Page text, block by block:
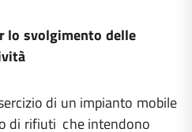
lo svolgimento delle
di un impianto mobile
di rifiuti che intendono